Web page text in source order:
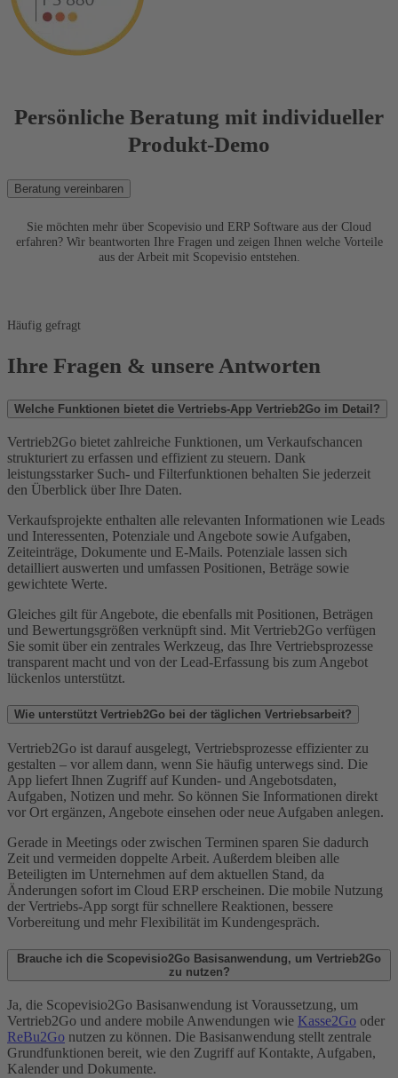
Persönliche Beratung mit individueller
Produkt-Demo
Beratung vereinbaren
Sie möchten mehr über Scopevisio und ERP Software aus der Cloud
erfahren? Wir beantworten Ihre Fragen und zeigen Ihnen welche Vorteile
aus der Arbeit mit Scopevisio entstehen.
Häufig gefragt
Ihre Fragen & unsere Antworten
Welche Funktionen bietet die Vertriebs-App Vertrieb2Go im Detail?
Vertrieb2Go bietet zahlreiche Funktionen, um Verkaufschancen
strukturiert zu erfassen und effizient zu steuern. Dank
leistungsstarker Such- und Filterfunktionen behalten Sie jederzeit
den Überblick über Ihre Daten.
Verkaufsprojekte enthalten alle relevanten Informationen wie Leads
und Interessenten, Potenziale und Angebote sowie Aufgaben,
Zeiteinträge, Dokumente und E-Mails. Potenziale lassen sich
detailliert auswerten und umfassen Positionen, Beträge sowie
gewichtete Werte.
Gleiches gilt für Angebote, die ebenfalls mit Positionen, Beträgen
und Bewertungsgrößen verknüpft sind. Mit Vertrieb2Go verfügen
Sie somit über ein zentrales Werkzeug, das Ihre Vertriebsprozesse
transparent macht und von der Lead-Erfassung bis zum Angebot
lückenlos unterstützt.
Wie unterstützt Vertrieb2Go bei der täglichen Vertriebsarbeit?
Vertrieb2Go ist darauf ausgelegt, Vertriebsprozesse effizienter zu
gestalten – vor allem dann, wenn Sie häufig unterwegs sind. Die
App liefert Ihnen Zugriff auf Kunden- und Angebotsdaten,
Aufgaben, Notizen und mehr. So können Sie Informationen direkt
vor Ort ergänzen, Angebote einsehen oder neue Aufgaben anlegen.
Gerade in Meetings oder zwischen Terminen sparen Sie dadurch
Zeit und vermeiden doppelte Arbeit. Außerdem bleiben alle
Beteiligten im Unternehmen auf dem aktuellen Stand, da
Änderungen sofort im Cloud ERP erscheinen. Die mobile Nutzung
der Vertriebs-App sorgt für schnellere Reaktionen, bessere
Vorbereitung und mehr Flexibilität im Kundengespräch.
Brauche ich die Scopevisio2Go Basisanwendung, um Vertrieb2Go
zu nutzen?
Ja, die Scopevisio2Go Basisanwendung ist Voraussetzung, um
Vertrieb2Go und andere mobile Anwendungen wie Kasse2Go oder
ReBu2Go nutzen zu können. Die Basisanwendung stellt zentrale
Grundfunktionen bereit, wie den Zugriff auf Kontakte, Aufgaben,
Kalender und Dokumente.